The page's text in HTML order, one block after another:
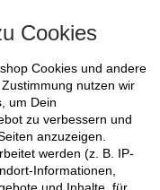
Cookies
Cookies und andere
nutzen wir
um Dein
zu verbessern und
anzuzeigen.
werden (z. B. IP-
Informationen,